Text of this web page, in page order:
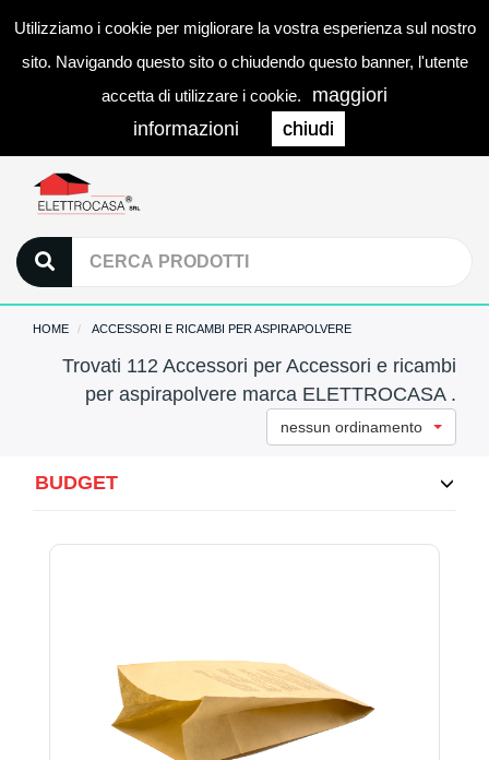
Utilizziamo i cookie per migliorare la vostra esperienza sul nostro
sito. Navigando questo sito o chiudendo questo banner, l'utente
accetta di utilizzare i cookie.
maggiori
informazioni
chiudi
0
HOME ACCESSORI E RICAMBI PER ASPIRAPOLVERE
Trovati 112 Accessori per Accessori e ricambi
per aspirapolvere marca ELETTROCASA .
nessun ordinamento
BUDGET